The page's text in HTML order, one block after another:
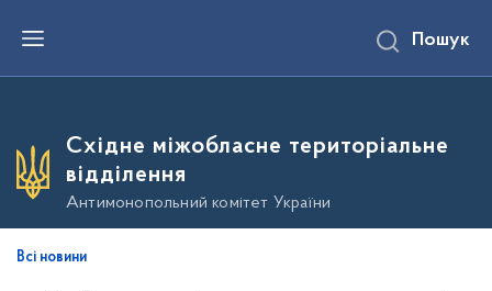
е
о
о
в
Пошук
Східне міжобласне територіальне
відділення
Антимонопольний комітет України
Всі новини